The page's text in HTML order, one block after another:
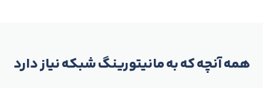
همه آنچه که به مانیتورینگ شبکه نیاز دارد